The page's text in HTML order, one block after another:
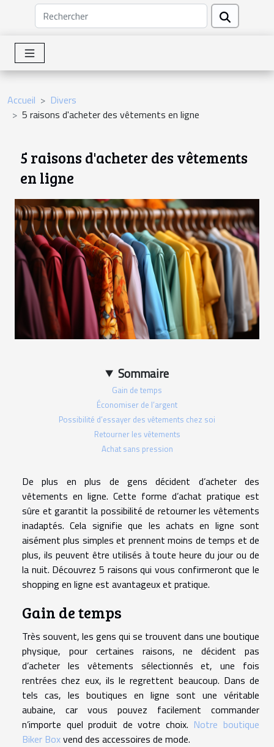
Accueil
Divers
5 raisons d'acheter des vêtements en ligne
5 raisons d'acheter des vêtements
en ligne
Sommaire
Gain de temps
Économiser de l’argent
Possibilité d’essayer des vêtements chez soi
Retourner les vêtements
Achat sans pression
De plus en plus de gens décident d’acheter des
vêtements en ligne. Cette forme d’achat pratique est
sûre et garantit la possibilité de retourner les vêtements
inadaptés. Cela signifie que les achats en ligne sont
aisément plus simples et prennent moins de temps et de
plus, ils peuvent être utilisés à toute heure du jour ou de
la nuit. Découvrez 5 raisons qui vous confirmeront que le
shopping en ligne est avantageux et pratique.
Gain de temps
Très souvent, les gens qui se trouvent dans une boutique
physique, pour certaines raisons, ne décident pas
d’acheter les vêtements sélectionnés et, une fois
rentrées chez eux, ils le regrettent beaucoup. Dans de
tels cas, les boutiques en ligne sont une véritable
aubaine, car vous pouvez facilement commander
n’importe quel produit de votre choix. Notre boutique
Biker Boxvend des accessoires de mode.